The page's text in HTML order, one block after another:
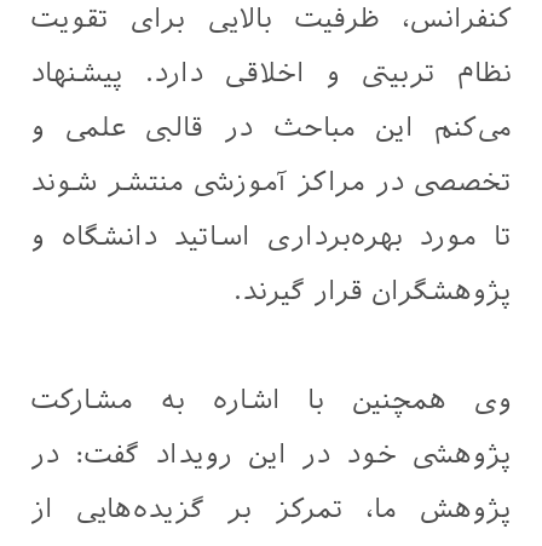
کنفرانس، ظرفیت بالایی برای تقویت
نظام تربیتی و اخلاقی دارد. پیشنهاد
می‌کنم این مباحث در قالبی علمی و
تخصصی در مراکز آموزشی منتشر شوند
تا مورد بهره‌برداری اساتید دانشگاه و
پژوهشگران قرار گیرند.
وی همچنین با اشاره به مشارکت
پژوهشی خود در این رویداد گفت: در
پژوهش ما، تمرکز بر گزیده‌هایی از